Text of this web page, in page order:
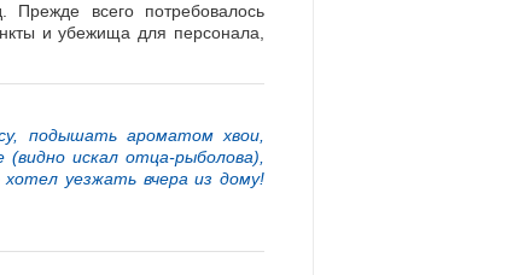
всего потребовалось
и убежища для персонала,
подышать ароматом хвои,
искал отца-рыболова),
уезжать вчера из дому!